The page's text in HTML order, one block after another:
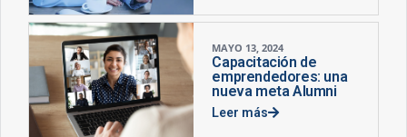
MAYO 13, 2024
Capacitación de
emprendedores: una
nueva meta Alumni
Leer más